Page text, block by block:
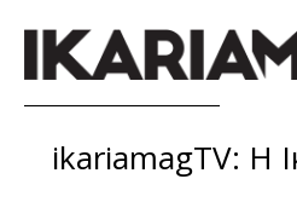
ikariamagTV: Η